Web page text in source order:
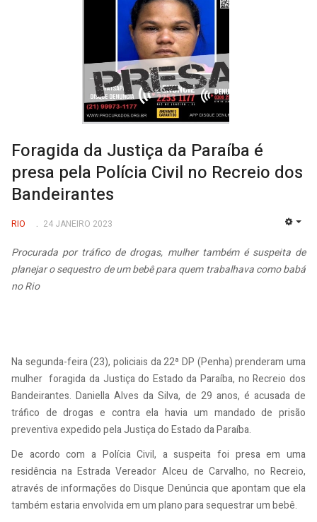
Foragida da Justiça da Paraíba é
presa pela Polícia Civil no Recreio dos
Bandeirantes
RIO 24 JANEIRO 2023
Procurada por tráfico de drogas, mulher também é suspeita de
planejar o sequestro de um bebê para quem trabalhava como babá
no Rio
Na segunda-feira (23), policiais da 22ª DP (Penha) prenderam uma
mulher foragida da Justiça do Estado da Paraíba, no Recreio dos
Bandeirantes. Daniella Alves da Silva, de 29 anos, é acusada de
tráfico de drogas e contra ela havia um mandado de prisão
preventiva expedido pela Justiça do Estado da Paraíba.
De acordo com a Polícia Civil, a suspeita foi presa em uma
residência na Estrada Vereador Alceu de Carvalho, no Recreio,
através de informações do Disque Denúncia que apontam que ela
também estaria envolvida em um plano para sequestrar um bebê.